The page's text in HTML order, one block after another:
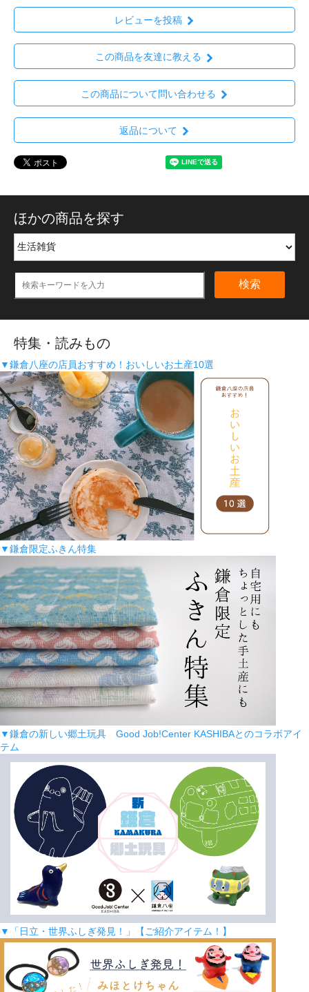
レビューを投稿
この商品を友達に教える
この商品について問い合わせる
返品について
ほかの商品を探す
検索
特集・読みもの
▼鎌倉八座の店員おすすめ！おいしいお土産10選
▼鎌倉限定ふきん特集
▼鎌倉の新しい郷土玩具 Good Job!Center KASHIBAとのコラボアイ
テム
▼「日立・世界ふしぎ発見！」【ご紹介アイテム！】